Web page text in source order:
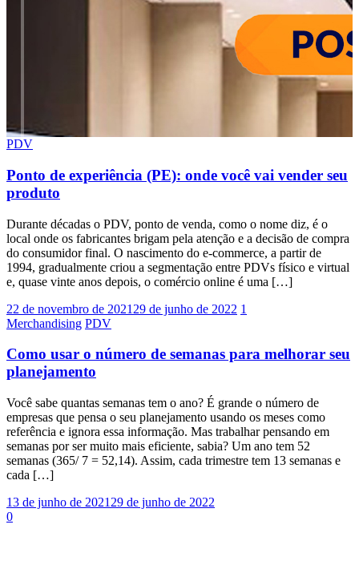
PDV
Ponto de experiência (PE): onde você vai vender seu
produto
Durante décadas o PDV, ponto de venda, como o nome diz, é o
local onde os fabricantes brigam pela atenção e a decisão de compra
do consumidor final. O nascimento do e-commerce, a partir de
1994, gradualmente criou a segmentação entre PDVs físico e virtual
e, quase vinte anos depois, o comércio online é uma […]
22 de novembro de 2021 29 de junho de 2022 1
Merchandising PDV
Como usar o número de semanas para melhorar seu
planejamento
Você sabe quantas semanas tem o ano? É grande o número de
empresas que pensa o seu planejamento usando os meses como
referência e ignora essa informação. Mas trabalhar pensando em
semanas por ser muito mais eficiente, sabia? Um ano tem 52
semanas (365/ 7 = 52,14). Assim, cada trimestre tem 13 semanas e
cada […]
13 de junho de 2021 29 de junho de 2022
0